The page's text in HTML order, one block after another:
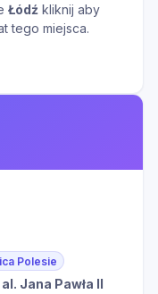
Łódź kliknij aby
tego miejsca.
Polesie
al. Jana Pawła II